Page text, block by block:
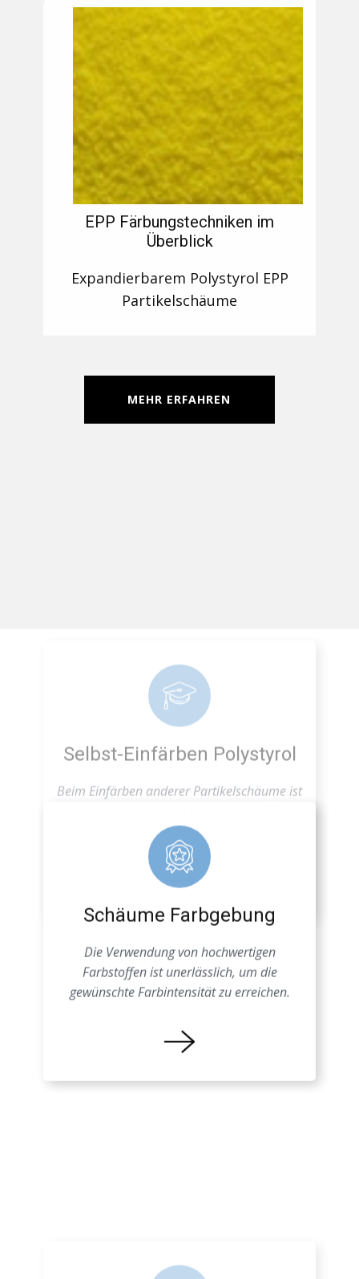
EPP Färbungstechniken im
Überblick
Expandierbarem Polystyrol EPP
Partikelschäume
MEHR ERFAHREN
Vorsicht geboten, um eine gleichmäßige
Färbung zu erzielen.
Schäume Farbgebung
Die Verwendung von hochwertigen
Farbstoffen ist unerlässlich, um die
gewünschte Farbintensität zu erreichen.